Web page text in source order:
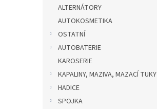
ALTERNÁTORY
AUTOKOSMETIKA
OSTATNÍ
AUTOBATERIE
KAROSERIE
KAPALINY, MAZIVA, MAZACÍ TUKY
HADICE
SPOJKA